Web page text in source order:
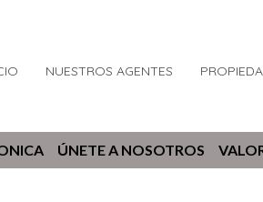
NUESTROS AGENTES
ÚNETE A NOSOTROS